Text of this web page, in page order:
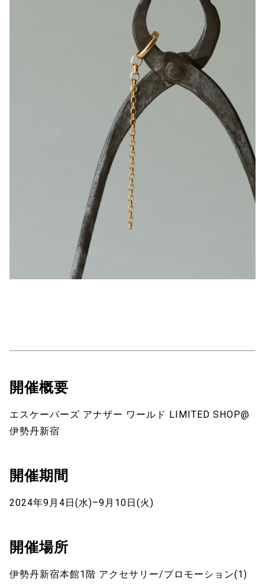
開催概要
エスケーパーズ アナザー ワールド LIMITED SHOP@
伊勢丹新宿
開催期間
2024年9⽉4⽇(水)–9⽉10⽇(火)
開催場所
伊勢丹新宿本館1階 アクセサリー/プロモーション(1)